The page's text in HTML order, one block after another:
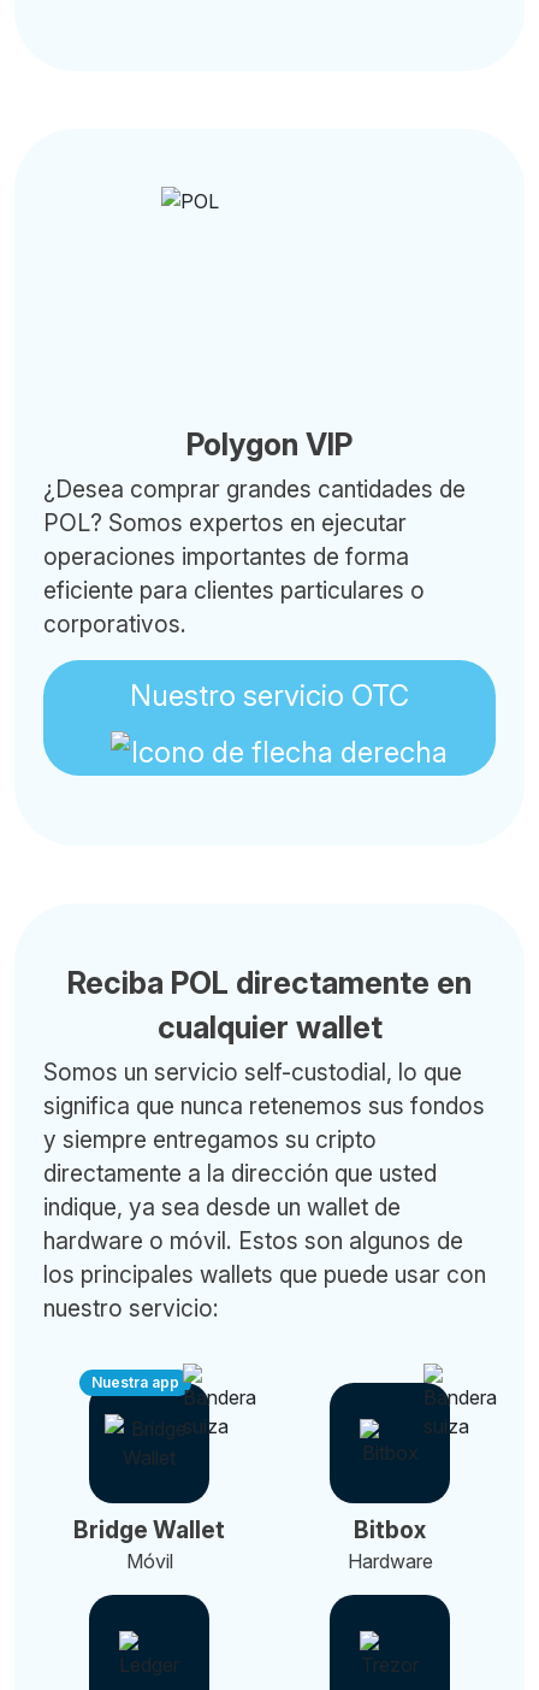
Polygon VIP
¿Desea comprar grandes cantidades de
POL? Somos expertos en ejecutar
operaciones importantes de forma
eficiente para clientes particulares o
corporativos.
Nuestro servicio OTC
Reciba POL directamente en
cualquier wallet
Somos un servicio self-custodial, lo que
significa que nunca retenemos sus fondos
y siempre entregamos su cripto
directamente a la dirección que usted
indique, ya sea desde un wallet de
hardware o móvil. Estos son algunos de
los principales wallets que puede usar con
nuestro servicio:
Nuestra app
Bridge Wallet
Móvil
Bitbox
Hardware